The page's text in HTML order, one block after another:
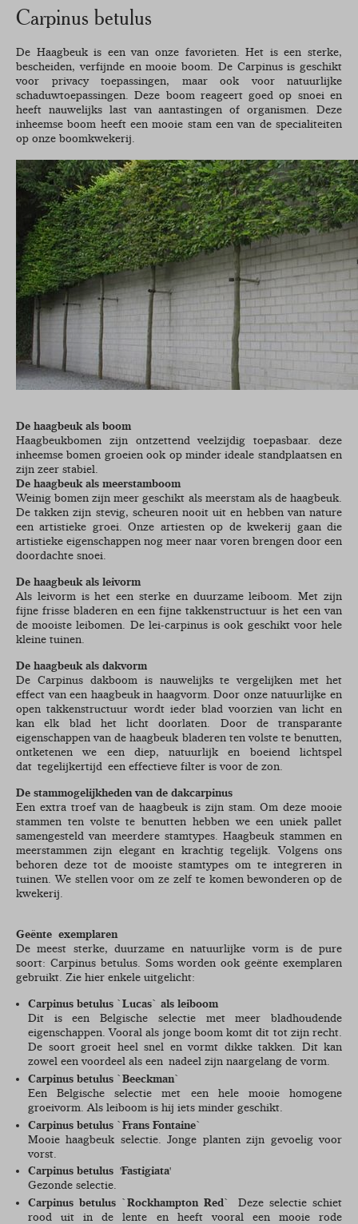
Carpinus betulus
De Haagbeuk is een van onze favorieten. Het is een sterke,
bescheiden, verfijnde en mooie boom. De Carpinus is geschikt
voor privacy toepassingen, maar ook voor natuurlijke
schaduwtoepassingen. Deze boom reageert goed op snoei en
heeft nauwelijks last van aantastingen of organismen. Deze
inheemse boom heeft een mooie stam een van de specialiteiten
op onze boomkwekerij.
De haagbeuk als boom
Haagbeukbomen zijn ontzettend veelzijdig toepasbaar. deze
inheemse bomen groeien ook op minder ideale standplaatsen en
zijn zeer stabiel.
De haagbeuk als meerstamboom
Weinig bomen zijn meer geschikt als meerstam als de haagbeuk.
De takken zijn stevig, scheuren nooit uit en hebben van nature
een artistieke groei. Onze artiesten op de kwekerij gaan die
artistieke eigenschappen nog meer naar voren brengen door een
doordachte snoei.
De haagbeuk als leivorm
Als leivorm is het een sterke en duurzame leiboom. Met zijn
fijne frisse bladeren en een fijne takkenstructuur is het een van
de mooiste leibomen. De lei-carpinus is ook geschikt voor hele
kleine tuinen.
De haagbeuk als dakvorm
De Carpinus dakboom is nauwelijks te vergelijken met het
effect van een haagbeuk in haagvorm. Door onze natuurlijke en
open takkenstructuur wordt ieder blad voorzien van licht en
kan elk blad het licht doorlaten. Door de transparante
eigenschappen van de haagbeuk bladeren ten volste te benutten,
ontketenen we een diep, natuurlijk en boeiend lichtspel
dat tegelijkertijd een effectieve filter is voor de zon.
De stammogelijkheden van de dakcarpinus
Een extra troef van de haagbeuk is zijn stam. Om deze mooie
stammen ten volste te benutten hebben we een uniek pallet
samengesteld van meerdere stamtypes. Haagbeuk stammen en
meerstammen zijn elegant en krachtig tegelijk. Volgens ons
behoren deze tot de mooiste stamtypes om te integreren in
tuinen. We stellen voor om ze zelf te komen bewonderen op de
kwekerij.
Geënte exemplaren
De meest sterke, duurzame en natuurlijke vorm is de pure
soort: Carpinus betulus. Soms worden ook geënte exemplaren
gebruikt. Zie hier enkele uitgelicht:
Carpinus betulus `Lucas` als leiboom
Dit is een Belgische selectie met meer bladhoudende
eigenschappen. Vooral als jonge boom komt dit tot zijn recht.
De soort groeit heel snel en vormt dikke takken. Dit kan
zowel een voordeel als een nadeel zijn naargelang de vorm.
Carpinus betulus `Beeckman`
Een Belgische selectie met een hele mooie homogene
groeivorm. Als leiboom is hij iets minder geschikt.
Carpinus betulus `Frans Fontaine`
Mooie haagbeuk selectie. Jonge planten zijn gevoelig voor
vorst.
Carpinus betulus 'Fastigiata'
Gezonde selectie.
Carpinus betulus `Rockhampton Red` Deze selectie schiet
rood uit in de lente en heeft vooral een mooie rode